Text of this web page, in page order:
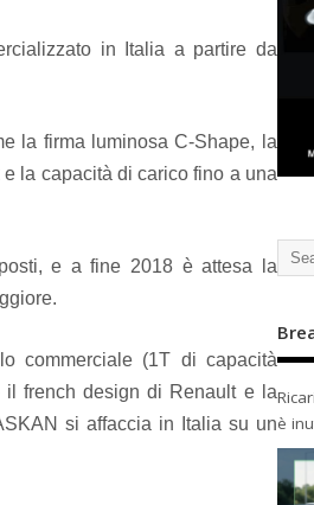
in Italia a partire da
la firma luminosa C-Shape, la
la capacità di carico fino a una
e a fine 2018 è attesa la
commerciale (1T di capacità
french design di Renault e la
si affaccia in Italia su unè